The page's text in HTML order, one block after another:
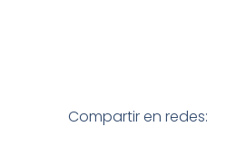
Compartir en redes: